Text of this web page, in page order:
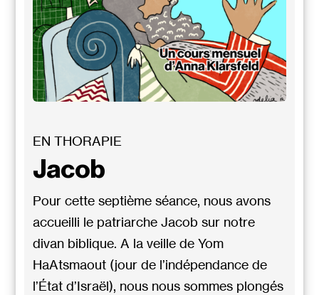
EN THORAPIE
Jacob
Pour cette septième séance, nous avons
accueilli le patriarche Jacob sur notre
divan biblique. A la veille de Yom
HaAtsmaout (jour de l’indépendance de
l’État d’Israël), nous nous sommes plongés